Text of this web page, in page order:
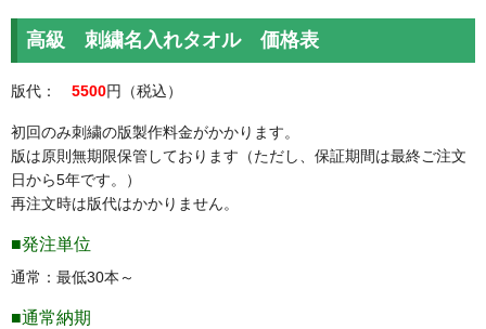
高級 刺繍名入れタオル 価格表
版代： 5500円（税込）
初回のみ刺繍の版製作料金がかかります。
版は原則無期限保管しております（ただし、保証期間は最終ご注文
日から5年です。）
再注文時は版代はかかりません。
■発注単位
通常：最低30本～
■通常納期